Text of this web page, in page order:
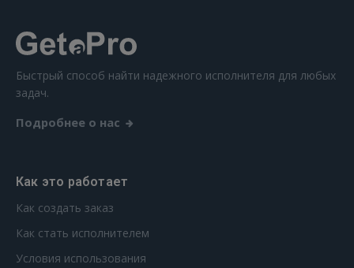
РЕГИСТРАЦИЯ
Быстрый способ найти надежного исполнителя для любых
задач.
Подробнее о нас
Как это работает
Как создать заказ
Как стать исполнителем
Условия использования